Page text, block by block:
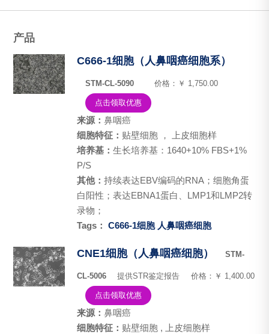
产品
C666-1细胞（人鼻咽癌细胞系）
STM-CL-5090 价格：￥ 1,750.00
点击领取优惠
来源： 鼻咽癌
细胞特征： 贴壁细胞 ， 上皮细胞样
培养基： 生长培养基：1640+10% FBS+1%
P/S
其他： 持续表达EBV编码的RNA；细胞角蛋
白阳性；表达EBNA1蛋白、LMP1和LMP2转
录物；
Tags： C666-1细胞 人鼻咽癌细胞
CNE1细胞（人鼻咽癌细胞） STM-
CL-5006 提供STR鉴定报告 价格：￥ 1,400.00
点击领取优惠
来源： 鼻咽癌
细胞特征： 贴壁细胞 , 上皮细胞样